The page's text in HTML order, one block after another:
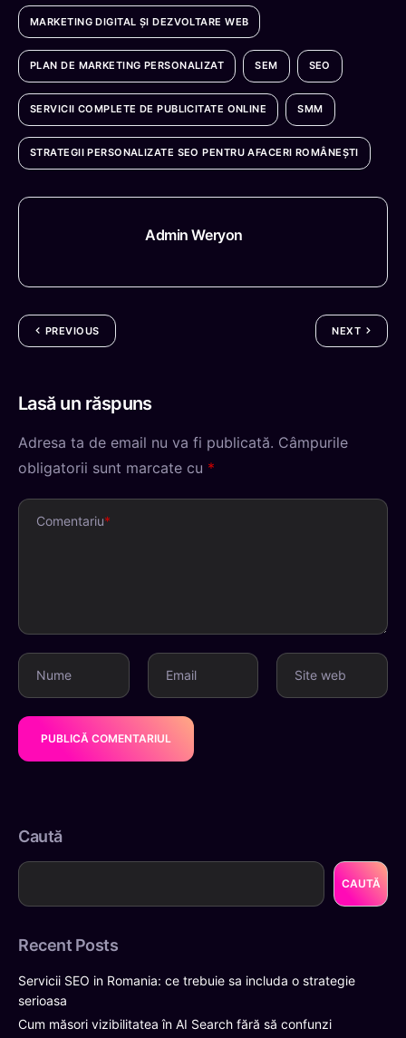
MARKETING DIGITAL ȘI DEZVOLTARE WEB
PLAN DE MARKETING PERSONALIZAT SEM SEO
SERVICII COMPLETE DE PUBLICITATE ONLINE SMM
STRATEGII PERSONALIZATE SEO PENTRU AFACERI ROMÂNEȘTI
Admin Weryon
PREVIOUS NEXT
Lasă un răspuns
Adresa ta de email nu va fi publicată. Câmpurile
obligatorii sunt marcate cu *
Comentariu*
Nume Email Site web
Caută
CAUTĂ
Recent Posts
Servicii SEO in Romania: ce trebuie sa includa o strategie
serioasa
Cum măsori vizibilitatea în AI Search fără să confunzi